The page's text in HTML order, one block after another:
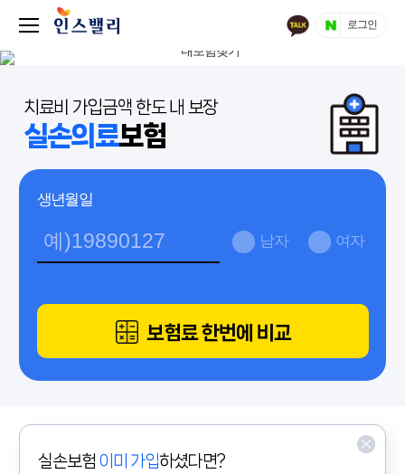
로그인
치료비 가입금액 한도 내 보장
실손의료보험
생년월일
남자 여자
보험료 한번에 비교
실손보험 이미 가입하셨다면?